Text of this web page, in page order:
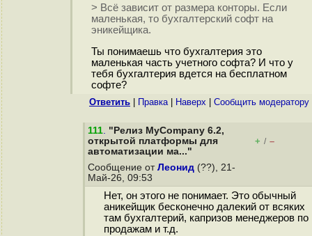
> Всё зависит от размера конторы. Если
маленькая, то бухгалтерский софт на
эникейщика.
Ты понимаешь что бухгалтерия это
маленькая часть учетного софта? И что у
тебя бухгалтерия вдется на бесплатном
софте?
Ответить Правка| Наверх Cообщить модератору
111. "Релиз MyCompany 6.2,
открытой платформы для
автоматизации ма..."
+ / –
Сообщение от Леонид (??), 21-
Май-26, 09:53
Нет, он этого не понимает. Это обычный
аникейщик бесконечно далекий от всяких
там бухгалтерий, капризов менеджеров по
продажам и т.д.